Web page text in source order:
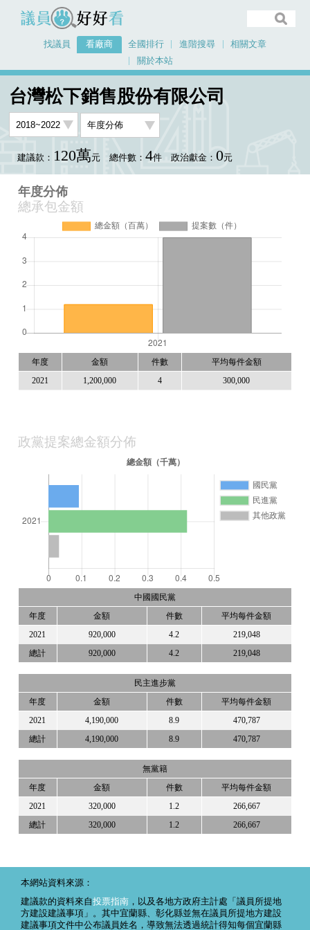
議員好好看
找議員 看廠商 全國排行 進階搜尋
相關文章
關於本站
台灣松下銷售股份有限公司
建議款： 120萬元 總件數： 4件 政治獻金： 0元
年度分佈
總承包金額
年度 金額 件數 平均每件金額
2021 1,200,000 4 300,000
政黨提案總金額分佈
中國國民黨
年度 金額 件數 平均每件金額
2021 920,000 4.2 219,048
總計 920,000 4.2 219,048
民主進步黨
年度 金額 件數 平均每件金額
2021 4,190,000 8.9 470,787
總計 4,190,000 8.9 470,787
無黨籍
年度 金額 件數 平均每件金額
2021 320,000 1.2 266,667
總計 320,000 1.2 266,667
本網站資料來源：
建議款的資料來自投票指南 ，以及各地方政府主計處「議員所提地
方建設建議事項」。其中宜蘭縣、彰化縣並無在議員所提地方建設
建議事項文件中公布議員姓名，導致無法透過統計得知每個宜蘭縣